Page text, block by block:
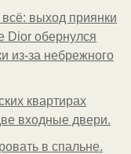
выход приянки
Dior обернулся
из-за небрежного
квартирах
входные двери.
в спальне.